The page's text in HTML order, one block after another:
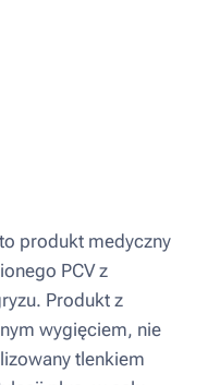
produkt medyczny
PCV z
Produkt z
wygięciem, nie
tlenkiem